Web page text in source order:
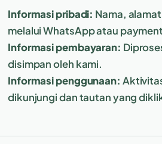
Informasi pribadi: Nama,
melalui WhatsApp atau
Informasi pembayaran:
disimpan oleh kami.
Informasi penggunaan:
dikunjungi dan tautan yang